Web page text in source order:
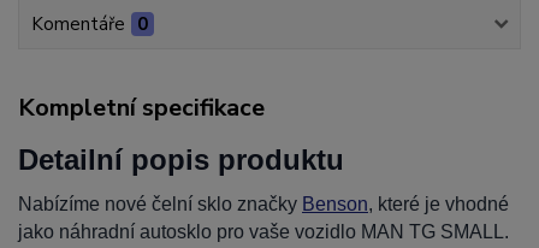
Komentáře 0
Kompletní specifikace
Detailní popis produktu
Nabízíme nové čelní sklo značky Benson, které je vhodné
jako náhradní autosklo pro vaše vozidlo MAN TG SMALL.